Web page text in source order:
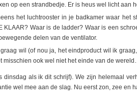
op een strandbedje. Er is heus wel licht aan
het luchtrooster in je badkamer waar het
Waar is de ladder? Waar is een
delen van de ventilator.
wil (of nou ja, het eindproduct wil ik
ook wel niet het einde van de wereld…
als ik dit schrijf). We zijn helemaal
wel mee aan de slag. Nu eerst zon, zee en